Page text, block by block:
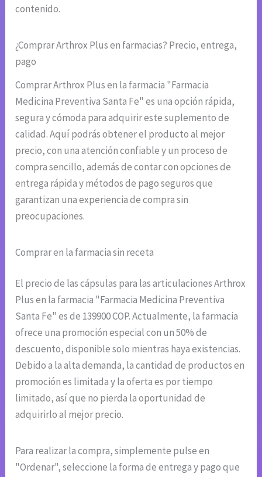
contenido.
¿Comprar Arthrox Plus en farmacias? Precio, entrega,
pago
Comprar Arthrox Plus en la farmacia "Farmacia
Medicina Preventiva Santa Fe" es una opción rápida,
segura y cómoda para adquirir este suplemento de
calidad. Aquí podrás obtener el producto al mejor
precio, con una atención confiable y un proceso de
compra sencillo, además de contar con opciones de
entrega rápida y métodos de pago seguros que
garantizan una experiencia de compra sin
preocupaciones.
Comprar en la farmacia sin receta
El precio de las cápsulas para las articulaciones Arthrox
Plus en la farmacia "Farmacia Medicina Preventiva
Santa Fe" es de 139900 COP. Actualmente, la farmacia
ofrece una promoción especial con un 50% de
descuento, disponible solo mientras haya existencias.
Debido a la alta demanda, la cantidad de productos en
promoción es limitada y la oferta es por tiempo
limitado, así que no pierda la oportunidad de
adquirirlo al mejor precio.
Para realizar la compra, simplemente pulse en
"Ordenar", seleccione la forma de entrega y pago que